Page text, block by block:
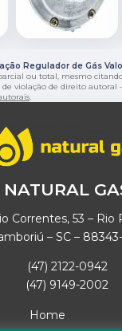
Regulador de Gás
ou total, mesmo
violação de direito autoral
.
NATURAL
Correntes, 53 – Rio
– SC –
(47) 2122-0942
(47) 9149-2002
Home